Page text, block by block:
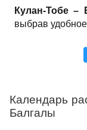
Кулан-Тобе –
выбрав
Календарь
Балгалы